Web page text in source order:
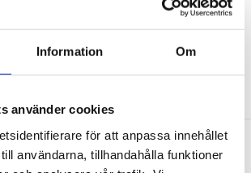
Information Om
använder cookies
för att anpassa innehållet
användarna, tillhandahålla funktioner